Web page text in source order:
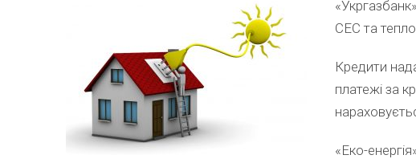
СЕС та
Кредити
платежі за
«Еко-